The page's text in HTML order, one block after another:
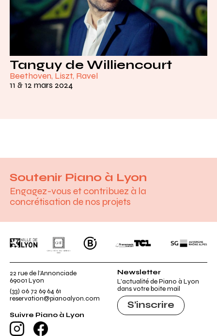
Tanguy de Williencourt
Beethoven, Liszt, Ravel
11 & 12 mars 2024
Soutenir Piano à Lyon
Engagez-vous et contribuez à la
concrétisation de nos projets
Ville de Lyon GHT B. Transmusic Concert
TCL Société
22 rue de l’Annonciade
69001 Lyon
(33) 06 72 69 64 61
reservation@pianoalyon.com
Suivre Piano à Lyon
Instagram
Newsletter
L’actualité de Piano à Lyon
dans votre boite mail
S’inscrire